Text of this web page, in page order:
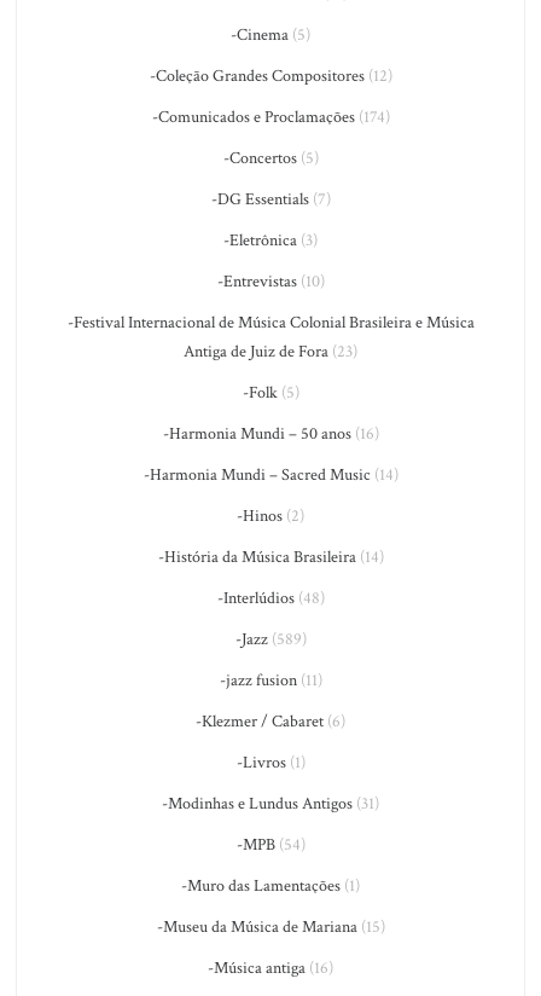
-Cinema (5)
-Coleção Grandes Compositores(12)
-Comunicados e Proclamações(174)
-Concertos(5)
-DG Essentials(7)
-Eletrônica (3)
-Entrevistas(10)
-Festival Internacional de Música Colonial Brasileira e Música
Antiga de Juiz de Fora (23)
-Folk(5)
-Harmonia Mundi – 50 anos(16)
-Harmonia Mundi – Sacred Music (14)
-Hinos (2)
-História da Música Brasileira(14)
-Interlúdios(48)
-Jazz(589)
-jazz fusion(11)
-Klezmer / Cabaret (6)
-Livros(1)
-Modinhas e Lundus Antigos (31)
-MPB(54)
-Muro das Lamentações (1)
-Museu da Música de Mariana(15)
-Música antiga (16)